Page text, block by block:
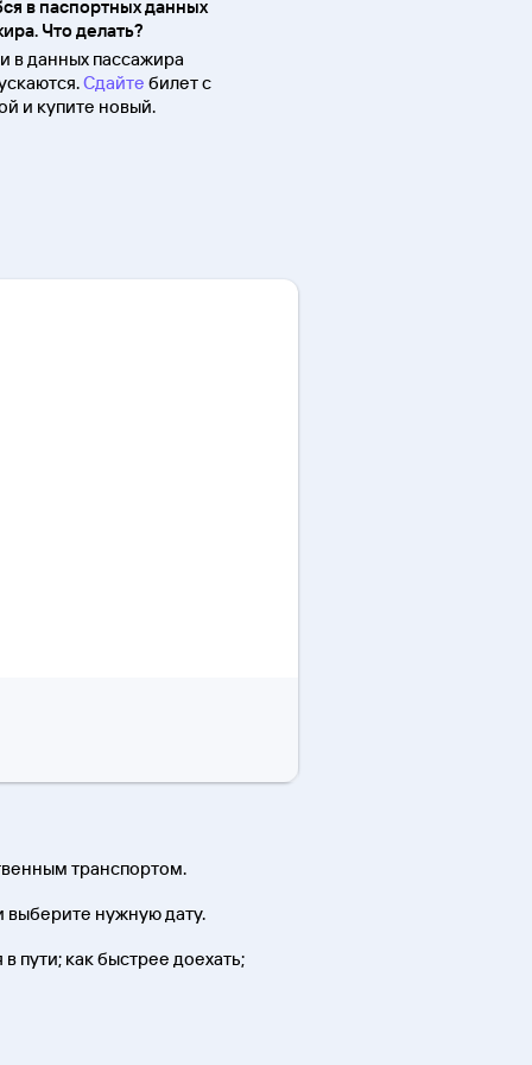
в паспортных данных
Что делать?
в данных пассажира
Сдайте билет с
и купите новый.
транспортом.
выберите нужную дату.
пути; как быстрее доехать;